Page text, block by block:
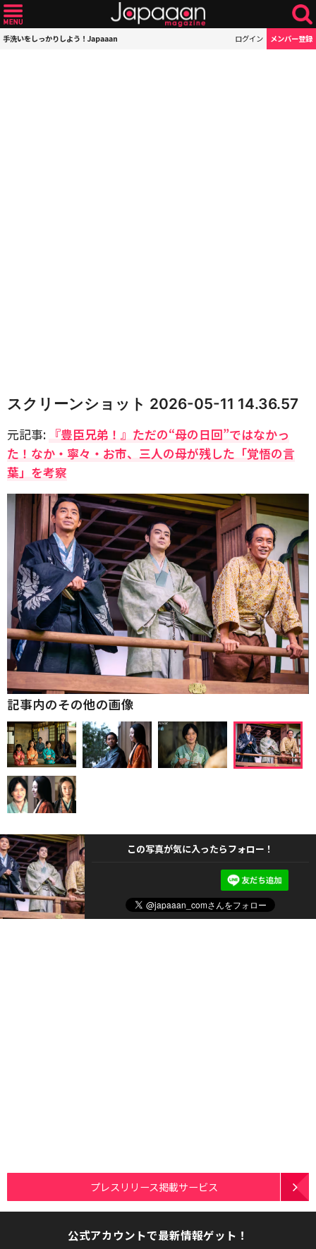
手洗いをしっかりしよう！Japaaan ログイン メンバー登録
スクリーンショット 2026-05-11 14.36.57
元記事: 『豊臣兄弟！』ただの“母の日回”ではなかっ
た！なか・寧々・お市、三人の母が残した「覚悟の言
葉」を考察
記事内のその他の画像
この写真が気に入ったらフォロー！
プレスリリース掲載サービス
公式アカウントで最新情報ゲット！